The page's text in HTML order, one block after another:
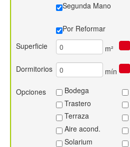
Segunda Mano
Por Reformar
Superficie
m²
Dormitorios mín
Opciones Bodega
Trastero
Terraza
Aire acond.
Solarium